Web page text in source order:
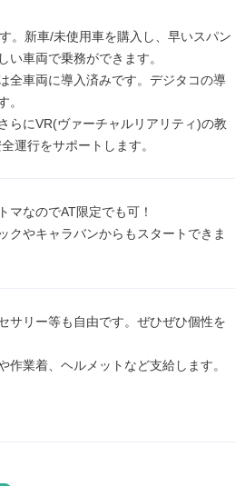
。新車/未使用車を購入し、早いスパン
い車両で乗務ができます。
全車両に導入済みです。デジタコの導
。
らにVR(ヴァーチャルリアリティ)の教
運行をサポートします。
マなのでAT限定でも可！
クやキャラバンからもスタートできま
サリー等も自由です。ぜひぜひ個性を
作業着、ヘルメットなど支給します。